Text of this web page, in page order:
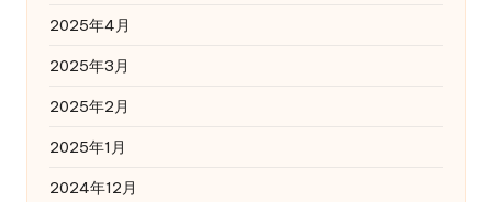
2025年4月
2025年3月
2025年2月
2025年1月
2024年12月